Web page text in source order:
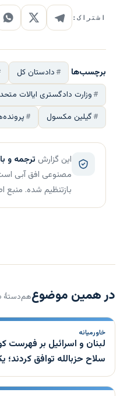
اشتراک:
برچسب‌ها دادستان کل
وزارت دادگستری ایالات
گیلین مکسول
این گزارش ترجمه و
مصنوعی افق آبی
بازتنظیم شده. منبع
در همین موضوعهم‌دستهٔ
خاورمیانه
لبنان و اسرائیل بر فهرست
سلاح حزبالله توافق